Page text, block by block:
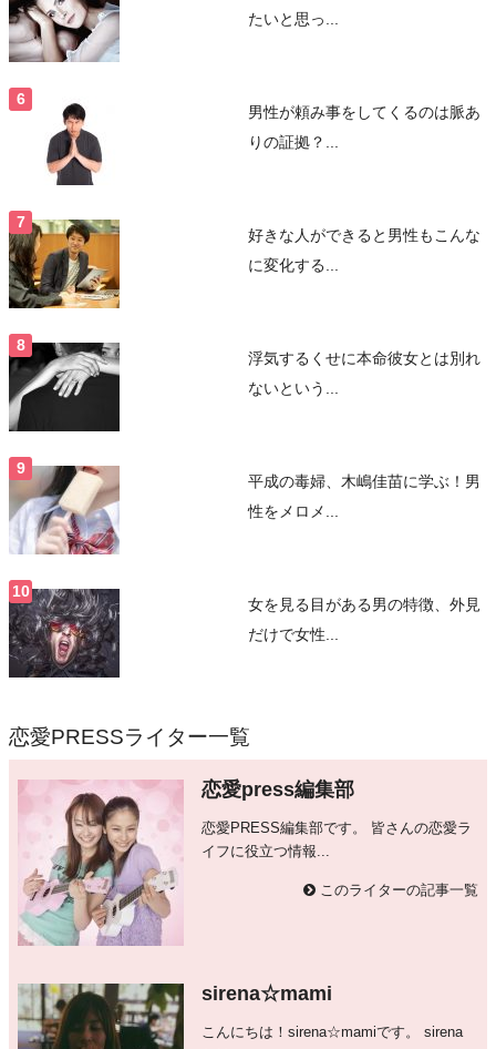
たいと思っ...
男性が頼み事をしてくるのは脈あ
りの証拠？...
好きな人ができると男性もこんな
に変化する...
浮気するくせに本命彼女とは別れ
ないという...
平成の毒婦、木嶋佳苗に学ぶ！男
性をメロメ...
女を見る目がある男の特徴、外見
だけで女性...
恋愛PRESSライター一覧
恋愛press編集部
恋愛PRESS編集部です。 皆さんの恋愛ラ
イフに役立つ情報...
このライターの記事一覧
sirena☆mami
こんにちは！sirena☆mamiです。 sirena